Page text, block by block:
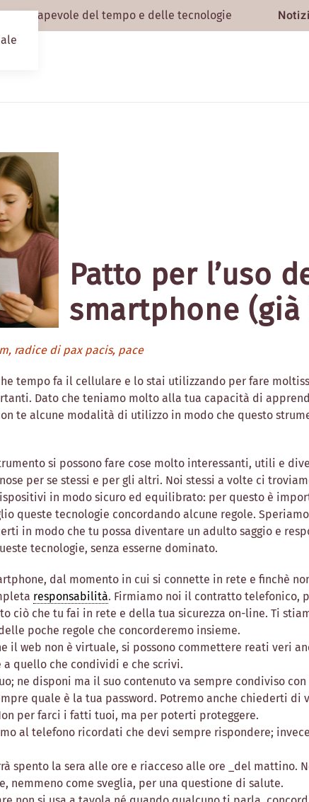
consapevole del tempo e delle tecnologie
Patto per l’uso
smartphone
radice di pax pacis, pace
tempo fa il cellulare e lo stai utilizzando per fare
Dato che teniamo molto alla tua capacità di
te alcune modalità di utilizzo in modo che questo
si possono fare cose molto interessanti, utili e
per se stessi e per gli altri. Noi stessi a volte ci
in modo sicuro ed equilibrato: per questo è
queste tecnologie concordando alcune regole.
in modo che tu possa diventare un adulto saggio e
tecnologie, senza esserne dominato.
dal momento in cui si connette in rete e finchè
responsabilità. Firmiamo noi il contratto telefonico,
ciò che tu fai in rete e della tua sicurezza on-line. Ti
poche regole che concorderemo insieme.
il web non è virtuale, si possono commettere reati veri
a quello che condividi e che scrivi.
ne disponi ma il suo contenuto va sempre condiviso con
quale è la tua password. Potremo anche chiederti di
per farci i fatti tuoi, ma per poterti proteggere.
al telefono ricordati che devi sempre rispondere;
spento la sera alle ore e riacceso alle ore _del mattino.
nemmeno come sveglia, per una questione di salute.